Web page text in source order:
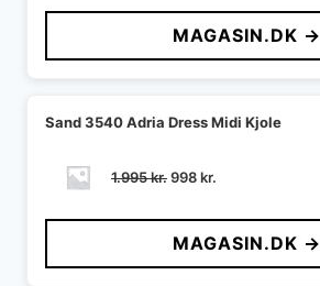
MAGASIN.DK →
Sand 3540 Adria Dress Midi Kjole
1.995kr.Den
pris
var:
1.995 kr..
998kr.
pris
er:
998 kr..
MAGASIN.DK →